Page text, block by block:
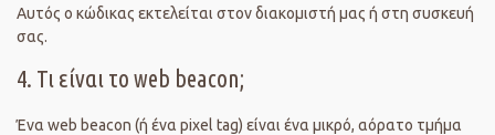
Αυτός ο κώδικας εκτελείται στον διακομιστή μας ή στη συσκευή
σας.
4. Τι είναι το web beacon;
Ένα web beacon (ή ένα pixel tag) είναι ένα μικρό, αόρατο τμήμα